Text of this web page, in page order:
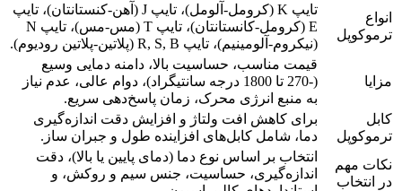
انواع
ترموکوپل
تایپ K (کرومل-آلومل)، تایپ J (آهن-کنستانتان)، تایپ
E (کرومل-کانستانتان)، تایپ T (مس-مس)، تایپ N
(نیکروم-آلومینیم)، تایپ R, S, B (پلاتین-پلاتین رودیوم).
مزایا
قیمت مناسب، حساسیت بالا، دامنه دمایی وسیع
(-270 تا 1800 درجه سانتیگراد)، دوام عالی، عدم نیاز
به منبع انرژی محرک، زمان پاسخ‌دهی سریع.
کابل
ترموکوپل
برای کاهش افت ولتاژ و افزایش دقت اندازه‌گیری
دما، شامل کابل‌های افزاینده طول و جبران ساز.
نکات مهم
در انتخاب
انتخاب بر اساس نوع دما (دمای پایین یا بالا)، دقت
اندازه‌گیری، حساسیت، جنس سیم و روکش، و